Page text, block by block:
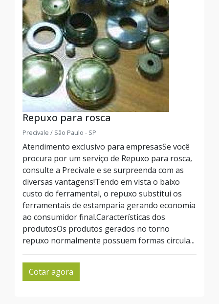
Repuxo para rosca
Precivale / São Paulo - SP
Atendimento exclusivo para empresasSe você
procura por um serviço de Repuxo para rosca,
consulte a Precivale e se surpreenda com as
diversas vantagens!Tendo em vista o baixo
custo do ferramental, o repuxo substitui os
ferramentais de estamparia gerando economia
ao consumidor final.Características dos
produtosOs produtos gerados no torno
repuxo normalmente possuem formas circula...
Cotar agora